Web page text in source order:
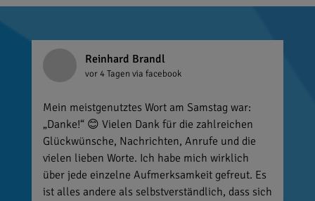
Reinhard Brandl
vor 4 Tagen via facebook
Mein meistgenutztes Wort am Samstag war:
„Danke!“ 😊 Vielen Dank für die zahlreichen
Glückwünsche, Nachrichten, Anrufe und die
vielen lieben Worte. Ich habe mich wirklich
über jede einzelne Aufmerksamkeit gefreut. Es
ist alles andere als selbstverständlich, dass sich